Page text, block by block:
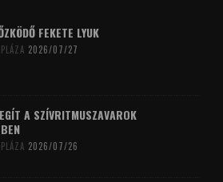
FEKETE LYUK
2026/07/27
A SZÍVRITMUSZAVAROK
2026/07/26